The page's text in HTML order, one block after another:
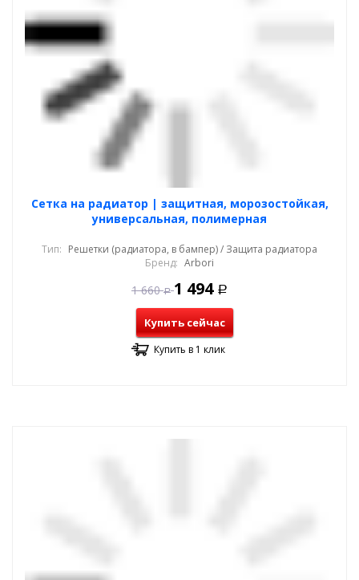
Cетка на радиатор | защитная, морозостойкая,
универсальная, полимерная
Тип: Решетки (радиатора, в бампер) / Защита радиатора
Бренд: Arbori
1 660 Р 1 494 Р
Купить сейчас
Купить в 1 клик